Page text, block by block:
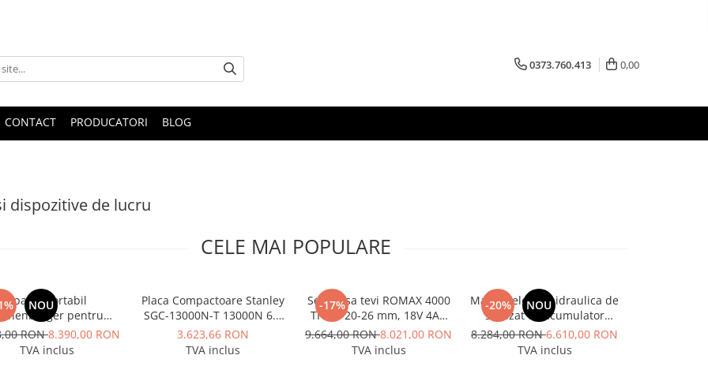
0373.760.413 0,00
CONTACT PRODUCATORI BLOG
dispozitive de lucru
CELE MAI POPULARE
NOU
Aparat portabil
pentru
de prindere la tevi,
ROGROOVER pentru
RON8.390,00 RON
TVA inclus
Placa Compactoare Stanley
SGC-13000N-T 13000N 6.5
CP 196cc
3.623,66 RON
TVA inclus
-17%
Set presa tevi ROMAX 4000
TH 16-20-26 mm, 18V 4Ah
EU
9.664,00 RON8.021,00 RON
TVA inclus
-20% NOU
Masina electrohidraulica de
sertizat cu acumulator
Rothenberger ROMAX 4000
8.284,00 RON6.610,00 RON
TVA inclus